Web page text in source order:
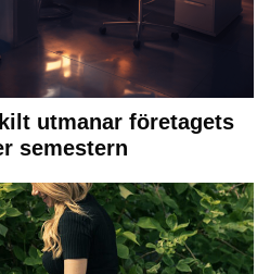
utmanar företagets
semestern